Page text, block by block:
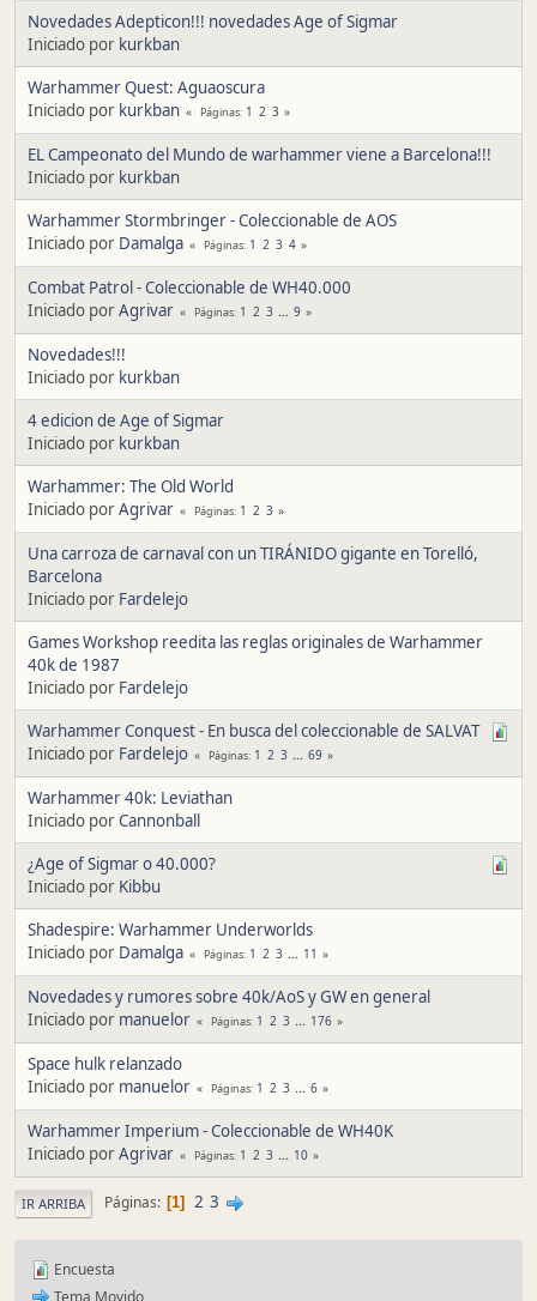
Novedades Adepticon!!! novedades Age of Sigmar
Iniciado por kurkban
Warhammer Quest: Aguaoscura
Iniciado por kurkban Páginas 1 2 3
EL Campeonato del Mundo de warhammer viene a Barcelona!!!
Iniciado por kurkban
Warhammer Stormbringer - Coleccionable de AOS
Iniciado por Damalga Páginas 1 2 3 4
Combat Patrol - Coleccionable de WH40.000
Iniciado porAgrivar Páginas 1 2 3 ... 9
Novedades!!!
Iniciado por kurkban
4 edicion de Age of Sigmar
Iniciado por kurkban
Warhammer: The Old World
Iniciado porAgrivar Páginas 1 2 3
Una carroza de carnaval con un TIRÁNIDO gigante en Torelló,
Barcelona
Iniciado por Fardelejo
Games Workshop reedita las reglas originales de Warhammer
40k de 1987
Iniciado por Fardelejo
Warhammer Conquest - En busca del coleccionable de SALVAT
Iniciado por Fardelejo Páginas 1 2 3 ... 69
Warhammer 40k: Leviathan
Iniciado porCannonball
¿Age of Sigmar o 40.000?
Iniciado por Kibbu
Shadespire: Warhammer Underworlds
Iniciado por Damalga Páginas 1 2 3 ... 11
Novedades y rumores sobre 40k/AoS y GW en general
Iniciado por manuelor Páginas 1 2 3 ... 176
Space hulk relanzado
Iniciado por manuelor Páginas 1 2 3 ... 6
Warhammer Imperium - Coleccionable de WH40K
Iniciado porAgrivar Páginas 1 2 3 ... 10
IR ARRIBA Páginas 1 2 3
Encuesta
Tema Movido